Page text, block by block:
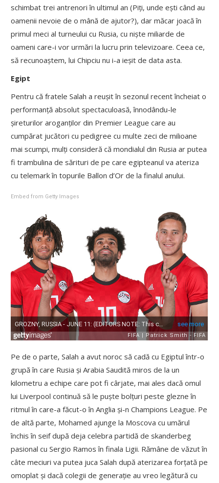
schimbat trei antrenori în ultimul an (Piți, unde ești când au
oamenii nevoie de o mână de ajutor?), dar măcar joacă în
primul meci al turneului cu Rusia, cu niște miliarde de
oameni care-i vor urmări la lucru prin televizoare. Ceea ce,
să recunoaștem, lui Chipciu nu i-a ieșit de data asta.
Egipt
Pentru că fratele Salah a reușit în sezonul recent încheiat o
performanță absolut spectaculoasă, înnodându-le
șireturilor aroganților din Premier League care au
cumpărat jucători cu pedigree cu multe zeci de milioane
mai scumpi, mulți consideră că mondialul din Rusia ar putea
fi trambulina de sărituri de pe care egipteanul va ateriza
cu telemark în topurile Ballon d’Or de la finalul anului.
Embed from Getty Images
Pe de o parte, Salah a avut noroc să cadă cu Egiptul într-o
grupă în care Rusia și Arabia Saudită miros de la un
kilometru a echipe care pot fi cârjate, mai ales dacă omul
lui Liverpool continuă să le puște bolțuri peste glezne în
ritmul în care-a făcut-o în Anglia și-n Champions League. Pe
de altă parte, Mohamed ajunge la Moscova cu umărul
închis în seif după deja celebra partidă de skanderbeg
pasional cu Sergio Ramos în finala Ligii. Rămâne de văzut în
câte meciuri va putea juca Salah după aterizarea forțată pe
omoplat și dacă colegii de generație au vreo legătură cu